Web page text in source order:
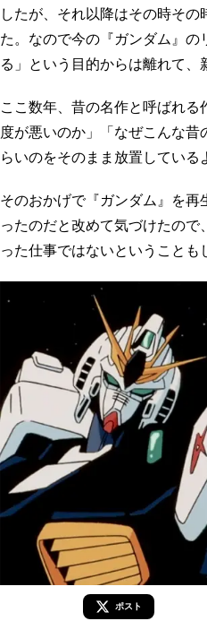
したが、それ以降はその時そ
た。なので今の『ガンダム』
る」という目的からは離れて
ここ数年、昔の名作と呼ばれ
度が悪いのか」「なぜこんな
らいのをそのまま放置してい
そのおかげで『ガンダム』を
ったのだと改めて気づけたの
った仕事ではないということ
ポスト